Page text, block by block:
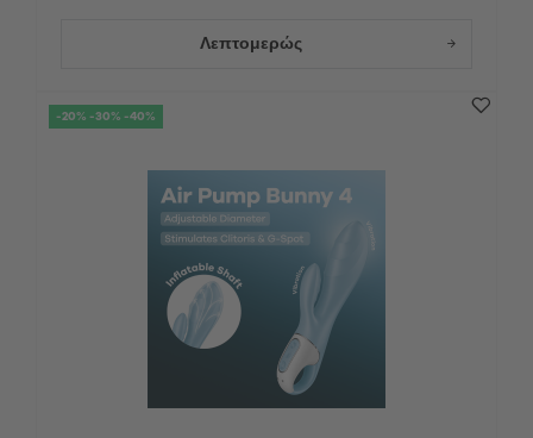
Λεπτομερώς
-20% -30% -40%